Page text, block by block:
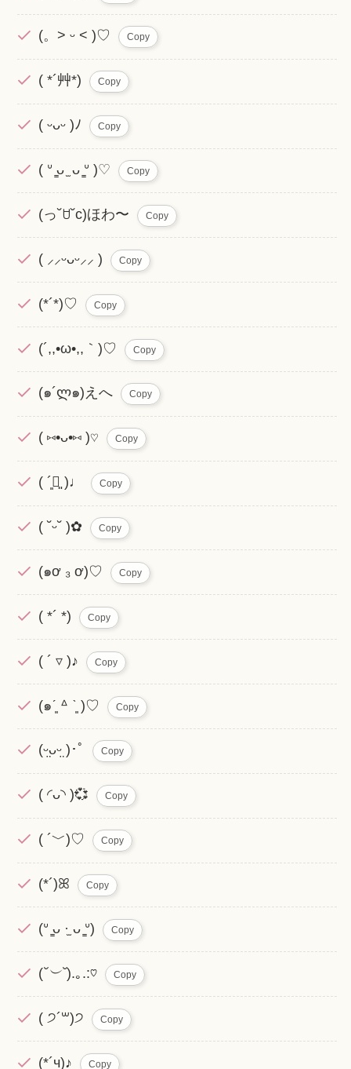
(。˃ ᵕ ˂ )♡ Copy
( *´艸*) Copy
( ᵕᴗᵕ )ﾉ Copy
( ᐡ ̳ᴗ ̫ ᴗ ̳ᐡ )♡ Copy
(っ˘ꇴ˘c)ほわ〜 Copy
( ⸝⸝ᵕᴗᵕ⸝⸝ ) Copy
(*´*)♡ Copy
(´,,•ω•,,｀)♡ Copy
(๑´ლ๑)えへ Copy
( ⑅•ᴗ•⑅ )♡ Copy
( ´͈ꇴ͈ )♩ Copy
( ˘ᵕ˘ )✿ Copy
(๑ơ ₃ ơ)♡ Copy
( *´ *) Copy
( ´ ▿ )♪ Copy
(๑ˊ͈ ᐞ ˋ͈ )♡ Copy
(ᵕ̤ᴗᵕ̤ )･ﾟ Copy
( ◜ᴗ◝ )💞 Copy
( ´﹀)♡ Copy
(*´)ꕤ Copy
(ᐡ ̳ᴗ ·̫ ᴗ ̳ᐡ) Copy
(˘︶˘).｡.:♡ Copy
( ੭´꒳)੭ Copy
(*´ч)♪ Copy